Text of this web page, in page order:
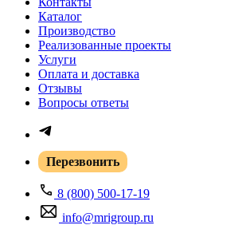
Каталог
Производство
Реализованные проекты
Услуги
Оплата и доставка
Отзывы
Вопросы ответы
Перезвонить
8 (800) 500-17-19
info@mrigroup.ru